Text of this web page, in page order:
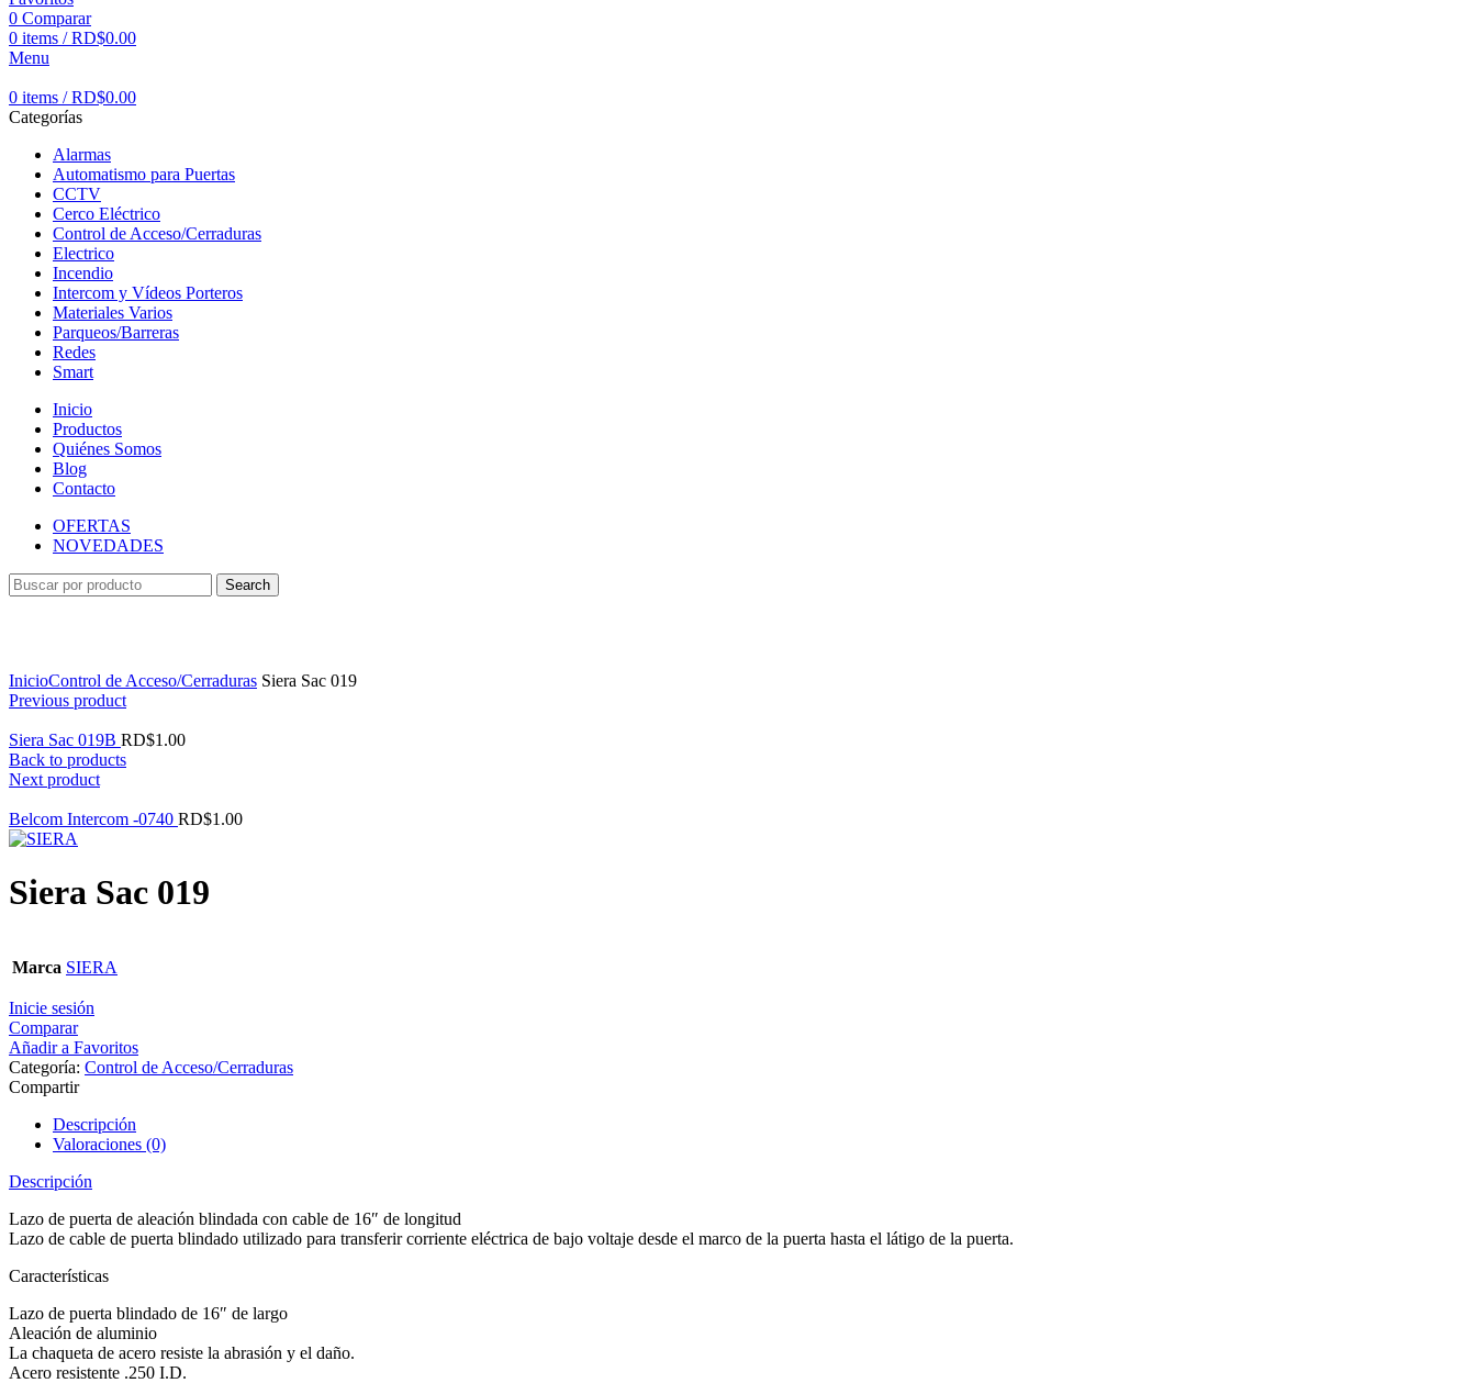
0 Comparar
0 items / RD$0.00
Menu
0 items / RD$0.00
Categorías
Alarmas
Automatismo para Puertas
CCTV
Cerco Eléctrico
Control de Acceso/Cerraduras
Electrico
Incendio
Intercom y Vídeos Porteros
Materiales Varios
Parqueos/Barreras
Redes
Smart
Inicio
Productos
Quiénes Somos
Blog
Contacto
OFERTAS
NOVEDADES
Search
InicioControl de Acceso/Cerraduras Siera Sac 019
Previous product
Siera Sac 019B RD$1.00
Back to products
Next product
Belcom Intercom -0740 RD$1.00
Siera Sac 019
Marca SIERA
Inicie sesión
Comparar
Añadir a Favoritos
Categoría: Control de Acceso/Cerraduras
Compartir
Descripción
Valoraciones (0)
Descripción
Lazo de puerta de aleación blindada con cable de 16″ de longitud
Lazo de cable de puerta blindado utilizado para transferir corriente eléctrica de bajo voltaje desde el marco de la puerta hasta el látigo de la puerta.
Características
Lazo de puerta blindado de 16″ de largo
Aleación de aluminio
La chaqueta de acero resiste la abrasión y el daño.
Acero resistente .250 I.D.